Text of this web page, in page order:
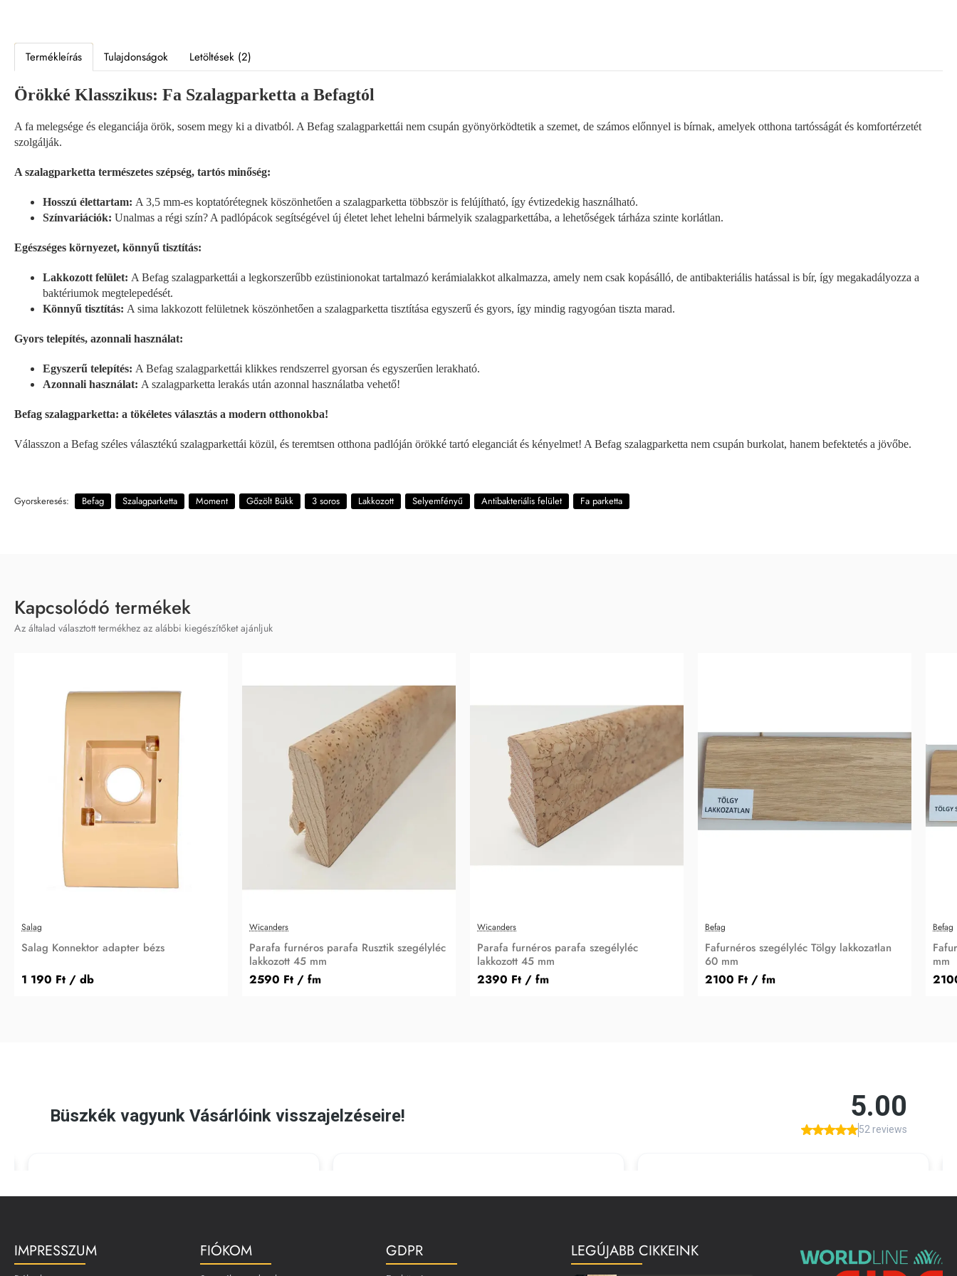
Termékleírás Tulajdonságok Letöltések (2)
Örökké Klasszikus: Fa Szalagparketta a Befagtól
A fa melegsége és eleganciája örök, sosem megy ki a divatból. A Befag szalagparkettái nem csupán gyönyörködtetik a szemet, de számos előnnyel is bírnak, amelyek otthona tartósságát és komfortérzetét
szolgálják.
A szalagparketta természetes szépség, tartós minőség:
Hosszú élettartam: A 3,5 mm-es koptatórétegnek köszönhetően a szalagparketta többször is felújítható, így évtizedekig használható.
Színvariációk: Unalmas a régi szín? A padlópácok segítségével új életet lehet lehelni bármelyik szalagparkettába, a lehetőségek tárháza szinte korlátlan.
Egészséges környezet, könnyű tisztítás:
Lakkozott felület: A Befag szalagparkettái a legkorszerűbb ezüstinionokat tartalmazó kerámialakkot alkalmazza, amely nem csak kopásálló, de antibakteriális hatással is bír, így megakadályozza a
baktériumok megtelepedését.
Könnyű tisztítás: A sima lakkozott felületnek köszönhetően a szalagparketta tisztítása egyszerű és gyors, így mindig ragyogóan tiszta marad.
Gyors telepítés, azonnali használat:
Egyszerű telepítés: A Befag szalagparkettái klikkes rendszerrel gyorsan és egyszerűen lerakható.
Azonnali használat: A szalagparketta lerakás után azonnal használatba vehető!
Befag szalagparketta: a tökéletes választás a modern otthonokba!
Válasszon a Befag széles választékú szalagparkettái közül, és teremtsen otthona padlóján örökké tartó eleganciát és kényelmet! A Befag szalagparketta nem csupán burkolat, hanem befektetés a jövőbe.
Gyorskeresés: Befag Szalagparketta Moment Gőzölt Bükk 3 soros Lakkozott Selyemfényű Antibakteriális felület Fa parketta
Kapcsolódó termékek
Az általad választott termékhez az alábbi kiegészítőket ajánljuk
Salag
Salag Konnektor adapter bézs
1 190 Ft / db
Wicanders
Parafa furnéros parafa Rusztik szegélyléc
lakkozott 45 mm
2590 Ft / fm
Wicanders
Parafa furnéros parafa szegélyléc
lakkozott 45 mm
2390 Ft / fm
Befag
Fafurnéros szegélyléc Tölgy lakkozatlan
60 mm
2100 Ft / fm
Befag
mm
IMPRESSZUM FIÓKOM GDPR LEGÚJABB CIKKEINK